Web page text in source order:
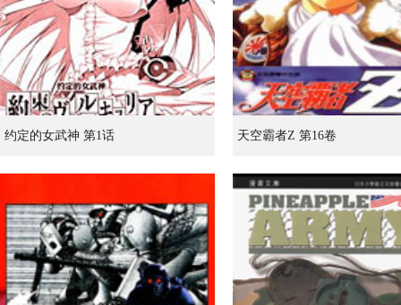
约定的女武神 第1话 天空霸者Z 第16卷